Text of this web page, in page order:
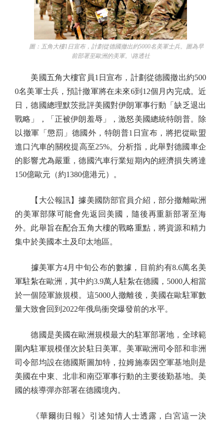
圖：五角大樓1日宣布，計劃從德國撤出約5000名美軍士兵。圖為早
前部署至歐洲的美軍。\路透社
美國五角大樓官員1日宣布，計劃從德國撤出約500
0名美軍士兵，預計撤軍將在未來6到12個月內完成。近
日，德國總理默茨批評美國對伊朗軍事行動「缺乏退出
戰略」，「正被伊朗羞辱」，激怒美國總統特朗普。除
以撤軍「懲罰」德國外，特朗普1日宣布，將把從歐盟
進口汽車的關稅提高至25%。分析指，此舉對德國車企
的影響尤為嚴重，德國汽車行業短期內的經濟損失將達
150億歐元（約1380億港元）。
【大公報訊】據美國防部官員介紹，部分撤離歐洲
的美軍部隊可能會先返回美國，隨後再重新部署至海
外。此舉旨在配合五角大樓的戰略重點，將資源和精力
集中於美國本土及印太地區。
據美軍方4月中旬公布的數據，目前約有8.6萬名美
軍駐紮在歐洲，其中約3.9萬人駐紮在德國，5000人相當
於一個陸軍旅規模。這5000人撤離後，美國在歐駐軍數
量大致會回到2022年俄烏衝突爆發前的水平。
德國是美國在歐洲規模最大的駐軍部署地，全球範
圍內駐軍規模僅次於駐日美軍。美軍歐洲司令部和非洲
司令部均設在德國斯圖加特，拉姆施泰因空軍基地則是
美國在中東、北非和南亞軍事行動的主要後勤基地。美
國的核導彈亦部署在德國境內。
《華爾街日報》引述知情人士透露，白宮這一決